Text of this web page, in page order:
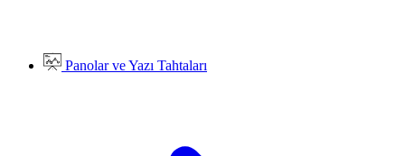
Panolar ve Yazı Tahtaları